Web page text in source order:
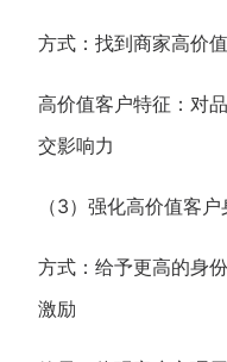
方式：找到商家高价
高价值客户特征：对
交影响力
（3）强化高价值客
方式：给予更高的身
激励